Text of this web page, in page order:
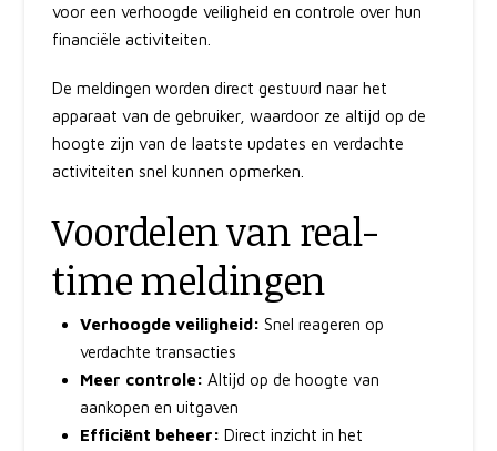
voor een verhoogde veiligheid en controle over hun
financiële activiteiten.
De meldingen worden direct gestuurd naar het
apparaat van de gebruiker, waardoor ze altijd op de
hoogte zijn van de laatste updates en verdachte
activiteiten snel kunnen opmerken.
Voordelen van real-
time meldingen
Verhoogde veiligheid: Snel reageren op
verdachte transacties
Meer controle: Altijd op de hoogte van
aankopen en uitgaven
Efficiënt beheer: Direct inzicht in het